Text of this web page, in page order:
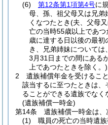
(6)
第12条第1項第4号に
母、孫、祖父母又は兄弟
くなつたとき(夫、父母
亡の当時55歳以上であ
歳に達する日以後の最初
き、兄弟姉妹について
3月31日までの間にある
上であつたときを除く。)
2
遺族補償年金を受けるこ
該当するに至つたときは、
ることができる遺族でなく
(遺族補償一時金)
第14条
遺族補償一時金は、
(1)
職員の死亡の当時遺